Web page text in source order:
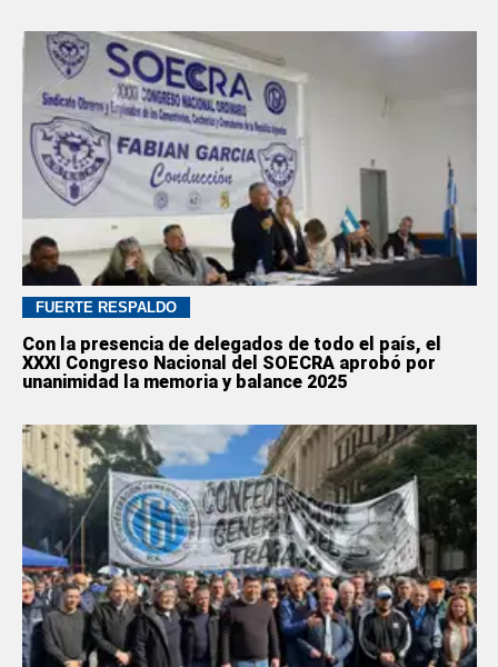
FUERTE RESPALDO
Con la presencia de delegados de todo el país, el
XXXI Congreso Nacional del SOECRA aprobó por
unanimidad la memoria y balance 2025